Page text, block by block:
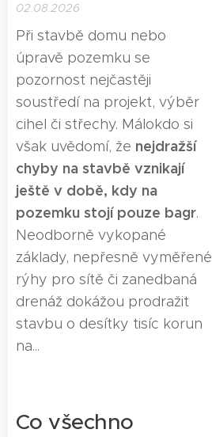
02.08.2026
Při stavbě domu nebo
úpravě pozemku se
pozornost nejčastěji
soustředí na projekt, výběr
cihel či střechy. Málokdo si
však uvědomí, že nejdražší
chyby na stavbě vznikají
ještě v době, kdy na
pozemku stojí pouze bagr.
Neodborně vykopané
základy, nepřesně vyměřené
rýhy pro sítě či zanedbaná
drenáž dokážou prodražit
stavbu o desítky tisíc korun
na...
Co všechno